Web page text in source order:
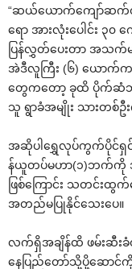
“ဆယ်ယောက်ကျော်ဆက်
ရော အားလုံးပေါင်း ၃၀
ပြန်လွှတ်ပေးတာ အသက်
အဲဒီလူကြီး (၆) ယောက်က
တွေကတော့ ခုထိ ပိုက်ဆံဘ
သူ ရွာခံအမျိုး သားတစ်ဦ
အဆိုပါရွှေလုပ်ကွက်ပိုင်ရှ
န်ယူတပ်မဟာ(၁)ဘက်ကို အခွ
ဖြစ်ကြောင်း သတင်းထွက်
အတည်မပြုနိုင်သေးပေ။
လက်ရှိအချိန်ထိ ဖမ်းဆီးခံ
နေပြည်တော်သို့ပို့ဆော